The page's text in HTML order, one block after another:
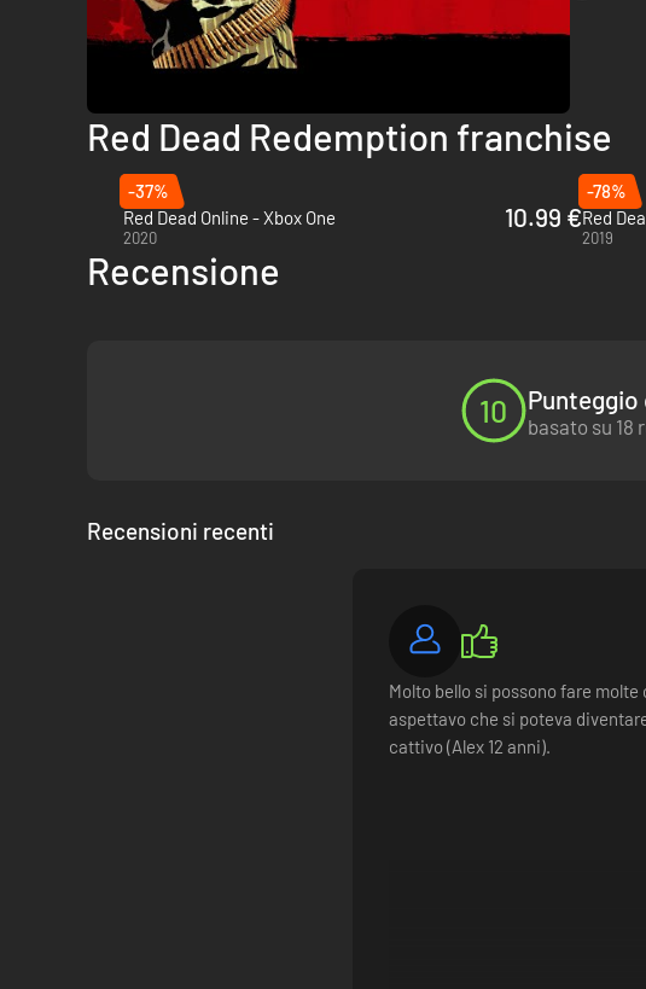
Red Dead Redemption franchise
-37%
Red Dead Online - Xbox One
2020
10.99 €
-78%
Red
2019
Recensione
10 basato su 18
Recensioni recenti
Molto bello si possono fare molte
aspettavo che si poteva
cattivo (Alex 12 anni).